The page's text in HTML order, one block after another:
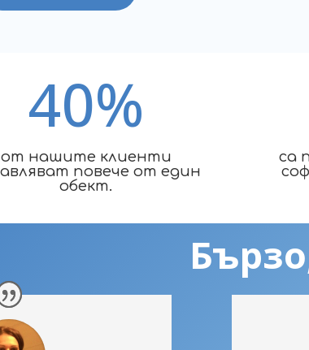
40%
от нашите клиенти
повече от един
обект.
са